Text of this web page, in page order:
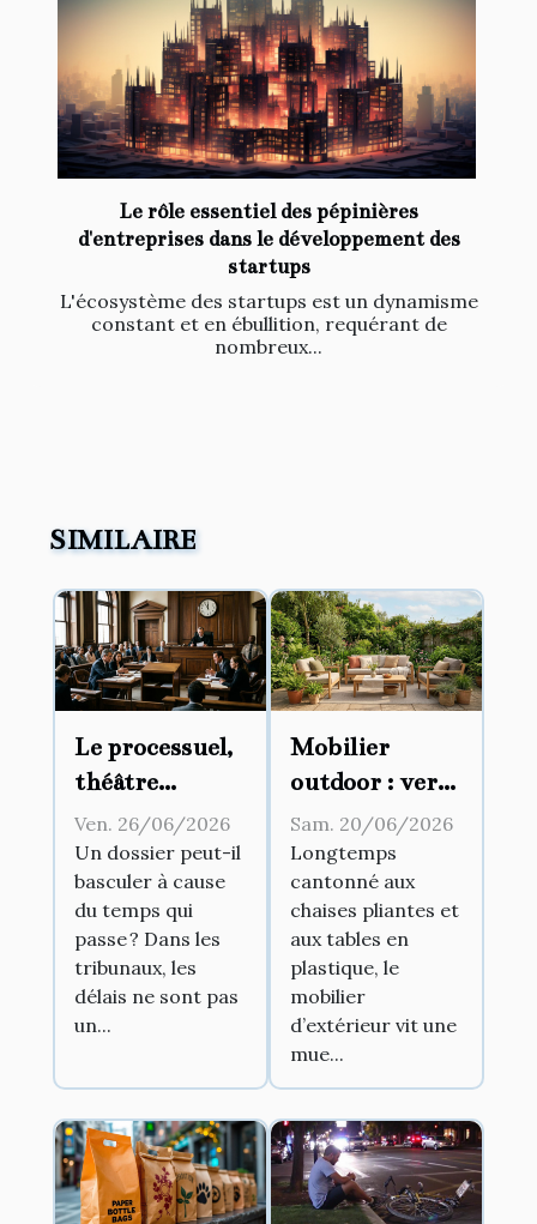
Le rôle essentiel des pépinières
d'entreprises dans le développement des
startups
L'écosystème des startups est un dynamisme
constant et en ébullition, requérant de
nombreux...
SIMILAIRE
Le processuel,
théâtre
d’influences :
comment les
délais
modifient-ils
l’issue d’un
procès ?
Ven. 26/06/2026
Un dossier peut-il
basculer à cause
du temps qui
passe ? Dans les
tribunaux, les
délais ne sont pas
un...
Mobilier
outdoor : vers
une fusion
entre
intérieur et
jardin
Sam. 20/06/2026
Longtemps
cantonné aux
chaises pliantes et
aux tables en
plastique, le
mobilier
d’extérieur vit une
mue...